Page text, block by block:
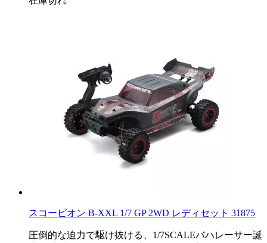
スコーピオン B-XXL 1/7 GP 2WD レディセット 31875
圧倒的な迫力で駆け抜ける、1/7SCALEバハレーサー誕